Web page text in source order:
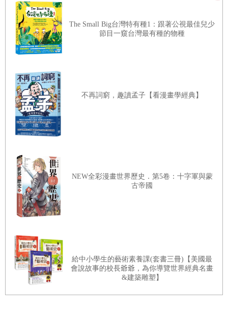
30.遊刃有餘—— 廚師
文學藝術篇
31.鬼斧神工—— 雕塑家
32.妙手丹青—— 畫家
33.妙筆生花—— 詩人
34.旁搜博采—— 采詩官
36.繞梁三日—— 歌唱家
37.入木三分—— 書法家
三教九流篇
39.富商大賈—— 富商
40.媒妁之言—— 媒人
41.因材施教—— 教師
The Small Big台灣特有種1：跟著公視最佳兒少
節目一窺台灣最有種的物種
不再詞窮，趣讀孟子【看漫畫學經典】
NEW全彩漫畫世界歷史．第5卷：十字軍與蒙
古帝國
給中小學生的藝術素養課(套書三冊)【美國最
會說故事的校長爺爺，為你導覽世界經典名畫
&建築雕塑】